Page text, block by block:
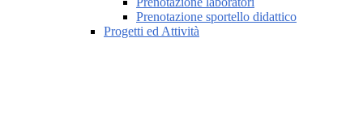
Prenotazione sportello didattico
Progetti ed Attività